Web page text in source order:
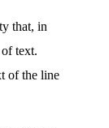
that, in
text.
of the line